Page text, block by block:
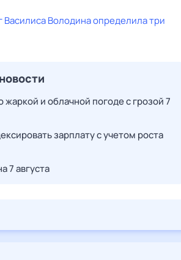
Василиса Володина определила три
и облачной погоде с грозой 7
зарплату с учетом роста
7 августа